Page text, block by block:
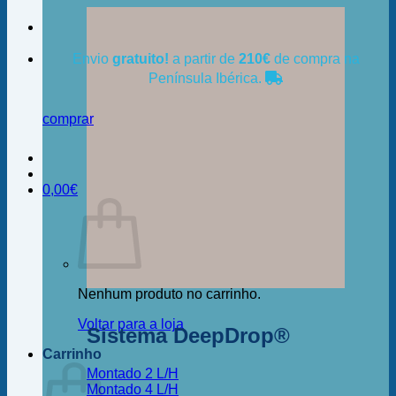
Envio gratuito! a partir de 210€de compra na
Península Ibérica.
comprar
0,00€
Nenhum produto no carrinho.
Voltar para a loja
Carrinho
Sistema DeepDrop®
Montado 2 L/H
Montado 4 L/H